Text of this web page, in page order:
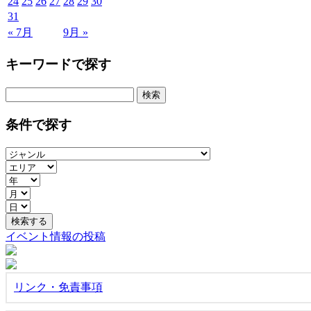
« 7月 9月 »
31
キーワードで探す
条件で探す
イベント情報の投稿
リンク・免責事項